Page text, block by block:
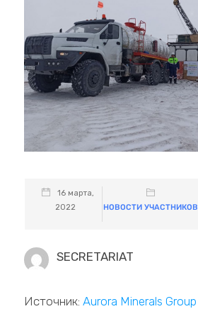
16 марта,
2022
НОВОСТИ УЧАСТНИКОВ
SECRETARIAT
Источник:Aurora Minerals Group